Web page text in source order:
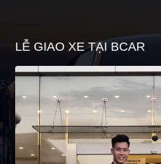
LỄ GIAO XE TẠI BCAR